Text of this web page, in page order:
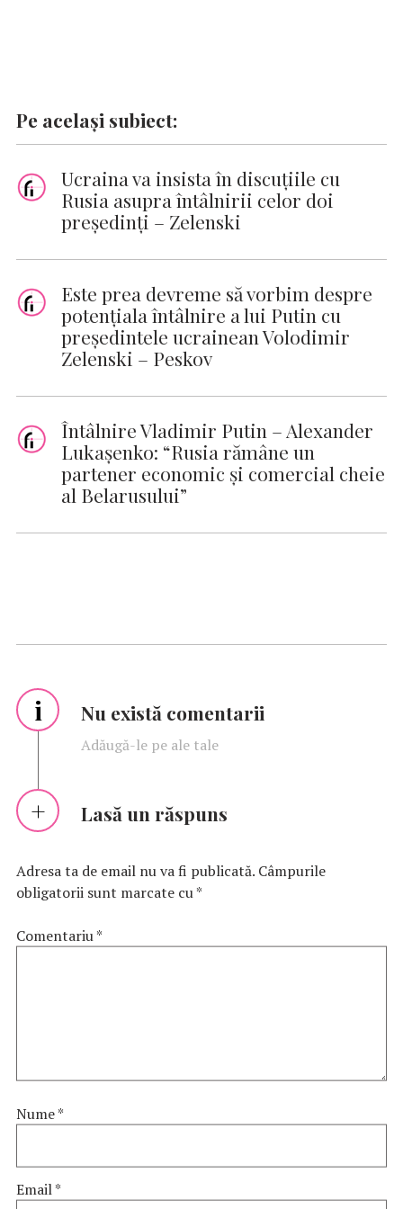
Pe același subiect:
Ucraina va insista în discuțiile cu
Rusia asupra întâlnirii celor doi
președinți – Zelenski
Este prea devreme să vorbim despre
potențiala întâlnire a lui Putin cu
președintele ucrainean Volodimir
Zelenski – Peskov
Întâlnire Vladimir Putin – Alexander
Lukașenko: “Rusia rămâne un
partener economic și comercial cheie
al Belarusului”
i Nu există comentarii
Adăugă-le pe ale tale
Lasă un răspuns
Adresa ta de email nu va fi publicată. Câmpurile
obligatorii sunt marcate cu*
Comentariu*
Nume*
Email*